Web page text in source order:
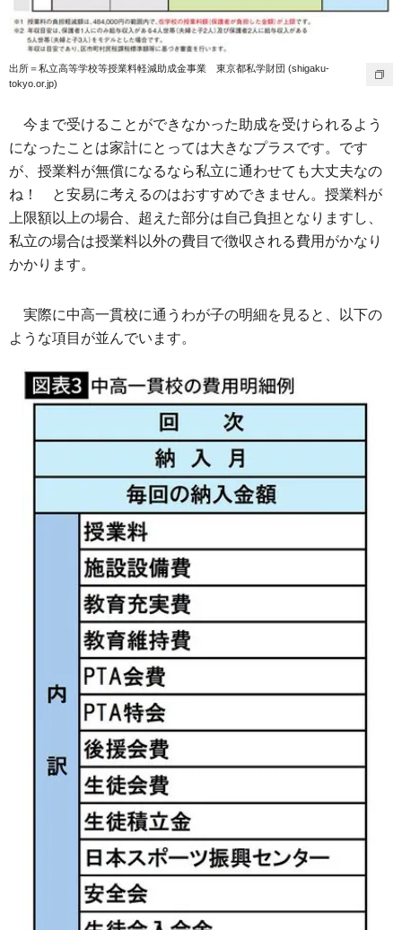
出所＝私立高等学校等授業料軽減助成金事業 東京都私学財団 (shigaku-
tokyo.or.jp)
今まで受けることができなかった助成を受けられるよう
になったことは家計にとっては大きなプラスです。です
が、授業料が無償になるなら私立に通わせても大丈夫なの
ね！ と安易に考えるのはおすすめできません。授業料が
上限額以上の場合、超えた部分は自己負担となりますし、
私立の場合は授業料以外の費目で徴収される費用がかなり
かかります。
実際に中高一貫校に通うわが子の明細を見ると、以下の
ような項目が並んでいます。